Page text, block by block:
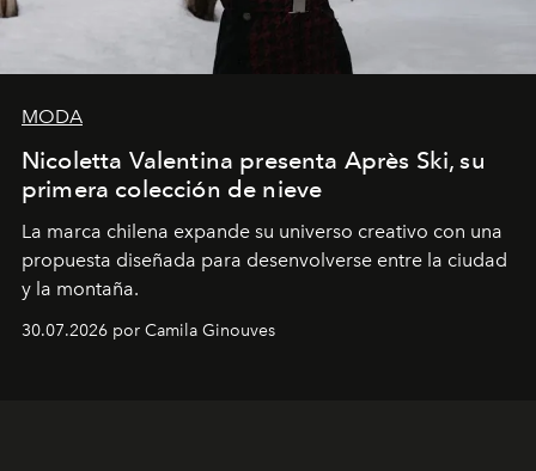
MODA
Nicoletta Valentina presenta Après Ski, su
primera colección de nieve
La marca chilena expande su universo creativo con una
propuesta diseñada para desenvolverse entre la ciudad
y la montaña.
30.07.2026 por Camila Ginouves